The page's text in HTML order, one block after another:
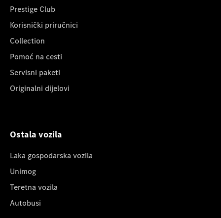
Prestige Club
Korisnički priručnici
Collection
Pomoć na cesti
Servisni paketi
Originalni dijelovi
Ostala vozila
Laka gospodarska vozila
Unimog
Teretna vozila
Autobusi